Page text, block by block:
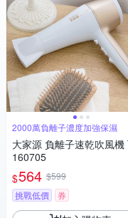
2000萬負離子濃度加強保濕
大家源 負離子速乾吹風機
160705
$564 $599
挑戰低價
券